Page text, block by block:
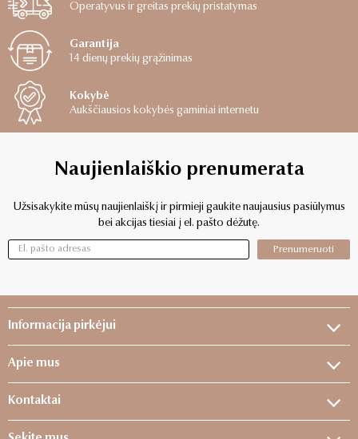
Operatyvus ir greitas prekių pristatymas
Garantija
14 dienų prekių grąžinimas
Kokybė
Aukščiausios kokybės gaminiai internetu
Naujienlaiškio prenumerata
Užsisakykite mūsų naujienlaiškį ir pirmieji gaukite naujausius pasiūlymus
bei akcijas tiesiai į el. pašto dėžutę.
Prenumeruoti
Informacija pirkėjui
Apie mus
Kontaktai